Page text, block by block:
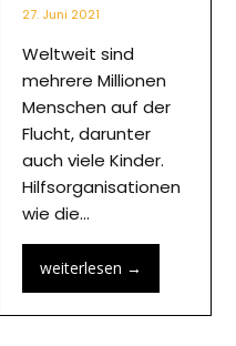
27. Juni 2021
Weltweit sind
mehrere Millionen
Menschen auf der
Flucht, darunter
auch viele Kinder.
Hilfsorganisationen
wie die…
weiterlesen →